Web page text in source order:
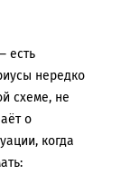
есть
нередко
схеме, не
о
когда